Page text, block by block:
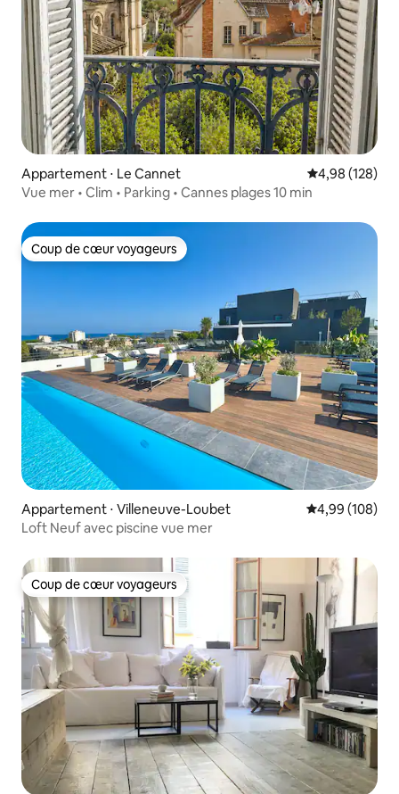
Appartement ⋅ Le Cannet Évaluation
4,98 (128)
Vue mer • Clim • Parking • Cannes plages 10 min
Coup de cœur voyageurs
Coup de cœur voyageurs
Appartement ⋅ Villeneuve-Loubet Évaluation
4,99 (108)
Loft Neuf avec piscine vue mer
Coup de cœur voyageurs
Coup de cœur voyageurs